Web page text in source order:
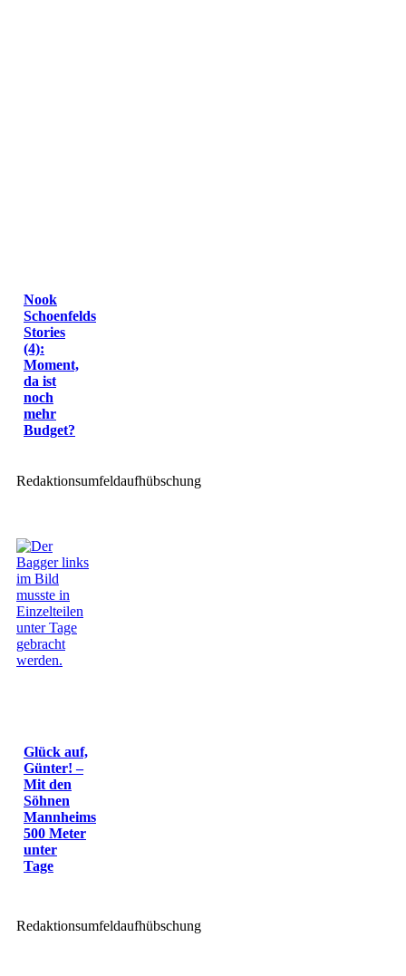
Nook
Schoenfelds
Stories
(4):
Moment,
da ist
noch
mehr
Budget?
Redaktionsumfeldaufhübschung
Glück auf,
Günter! –
Mit den
Söhnen
Mannheims
500 Meter
unter
Tage
Redaktionsumfeldaufhübschung